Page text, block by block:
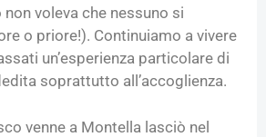
voleva che nessuno si
o priore!). Continuiamo a vivere
un’esperienza particolare di
soprattutto all’accoglienza.
venne a Montella lasciò nel